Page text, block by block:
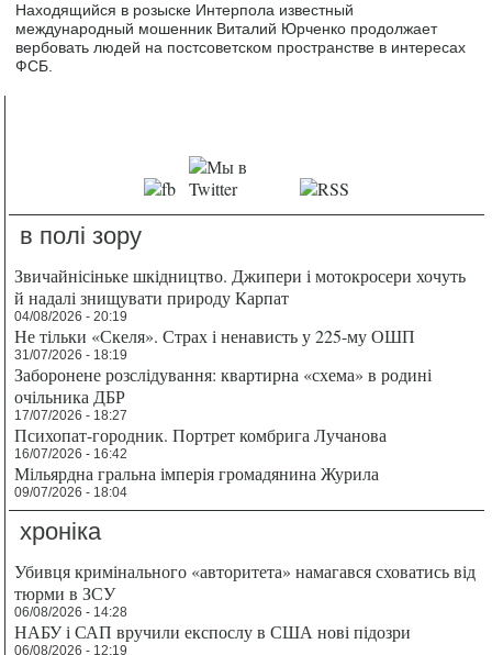
Находящийся в розыске Интерпола известный
международный мошенник Виталий Юрченко продолжает
вербовать людей на постсоветском пространстве в интересах
ФСБ.
в полі зору
Звичайнісіньке шкідництво. Джипери і мотокросери хочуть
й надалі знищувати природу Карпат
04/08/2026 - 20:19
Не тільки «Скеля». Страх і ненависть у 225-му ОШП
31/07/2026 - 18:19
Заборонене розслідування: квартирна «схема» в родині
очільника ДБР
17/07/2026 - 18:27
Психопат-городник. Портрет комбрига Лучанова
16/07/2026 - 16:42
Мільярдна гральна імперія громадянина Журила
09/07/2026 - 18:04
хроніка
Убивця кримінального «авторитета» намагався сховатись від
тюрми в ЗСУ
06/08/2026 - 14:28
НАБУ і САП вручили експослу в США нові підозри
06/08/2026 - 12:19